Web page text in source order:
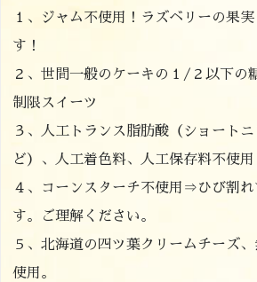
１、ジャム不使用！ラズベリーの果
す！
２、世間一般のケーキの１/２以下
制限スイーツ
３、人工トランス脂肪酸（ショート
ど）、人工着色料、人工保存料不使用
４、コーンスターチ不使用⇒ひび割れ
す。ご理解ください。
５、北海道の四ツ葉クリームチーズ
使用。